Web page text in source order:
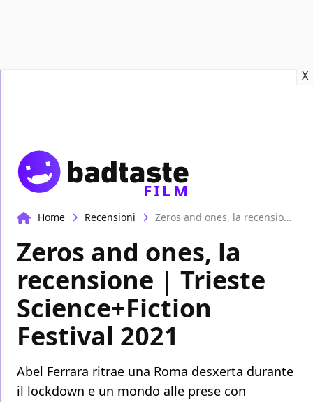
X
FILM
Home Recensioni Zeros and ones, la recensione | Trieste Science+Fiction Festival 2021
Zeros and ones, la
recensione | Trieste
Science+Fiction
Festival 2021
Abel Ferrara ritrae una Roma desxerta durante
il lockdown e un mondo alle prese con